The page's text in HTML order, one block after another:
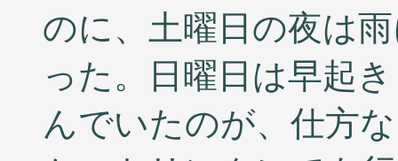
のに、土曜日の夜は
った。日曜日は早起
んでいたのが、仕方